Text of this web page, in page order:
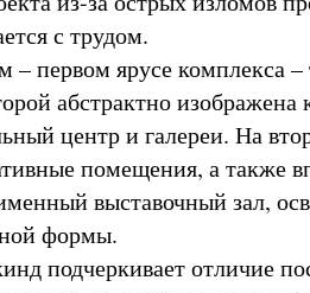
с трудом.
– первом ярусе комплекса
абстрактно
центр и галереи. На
помещения, а также
выставочный зал,
формы.
подчеркивает отличие